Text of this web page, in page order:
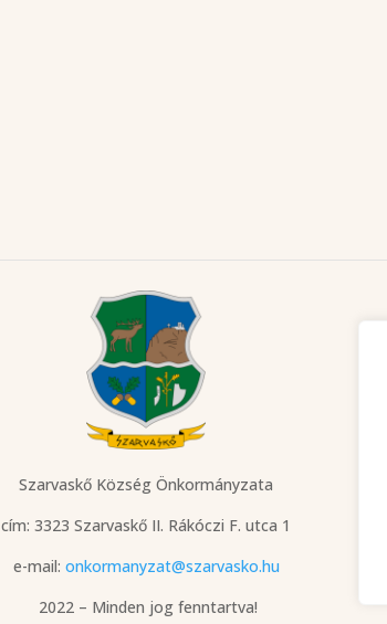
Szarvaskő Község Önkormányzata
cím: 3323 Szarvaskő II. Rákóczi F. utca 1
e-mail: onkormanyzat@szarvasko.hu
2022 – Minden jog fenntartva!